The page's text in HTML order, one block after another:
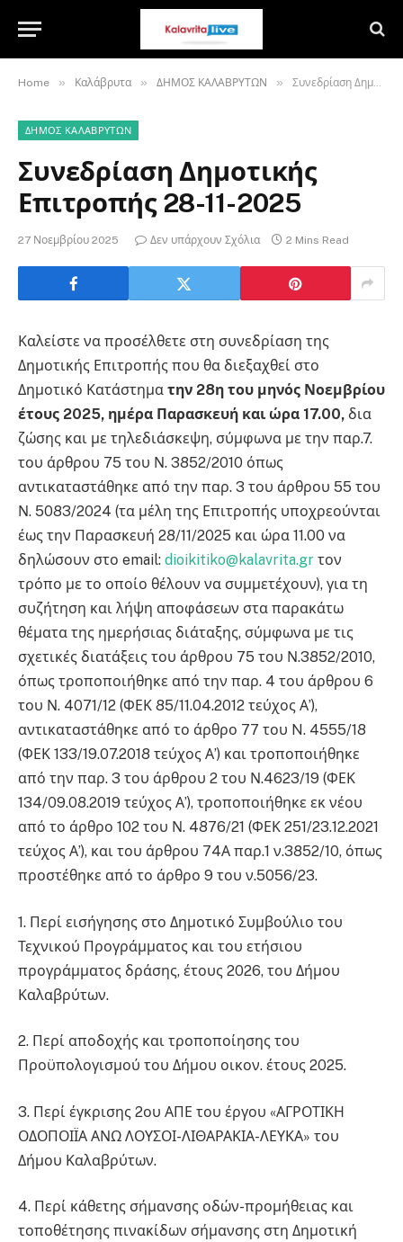
Home » Καλάβρυτα » ΔΗΜΟΣ ΚΑΛΑΒΡΥΤΩΝ » Συνεδρίαση Δημοτικής Επιτροπής 28-11-2025
ΔΗΜΟΣ ΚΑΛΑΒΡΥΤΩΝ
Συνεδρίαση Δημοτικής
Επιτροπής 28-11-2025
27 Νοεμβρίου 2025 Δεν υπάρχουν Σχόλια 2 Mins Read
Καλείστε να προσέλθετε στη συνεδρίαση της
Δημοτικής Επιτροπής που θα διεξαχθεί στο
Δημοτικό Κατάστημα την 28η του μηνός Νοεμβρίου
έτους 2025, ημέρα Παρασκευή και ώρα 17.00, δια
ζώσης και με τηλεδιάσκεψη, σύμφωνα με την παρ.7.
του άρθρου 75 του Ν. 3852/2010 όπως
αντικαταστάθηκε από την παρ. 3 του άρθρου 55 του
Ν. 5083/2024 (τα μέλη της Επιτροπής υποχρεούνται
έως την Παρασκευή 28/11/2025 και ώρα 11.00 να
δηλώσουν στο email: dioikitiko@kalavrita.gr τον
τρόπο με το οποίο θέλουν να συμμετέχουν), για τη
συζήτηση και λήψη αποφάσεων στα παρακάτω
θέματα της ημερήσιας διάταξης, σύμφωνα με τις
σχετικές διατάξεις του άρθρου 75 του Ν.3852/2010,
όπως τροποποιήθηκε από την παρ. 4 του άρθρου 6
του Ν. 4071/12 (ΦΕΚ 85/11.04.2012 τεύχος Α’),
αντικαταστάθηκε από το άρθρο 77 του N. 4555/18
(ΦΕΚ 133/19.07.2018 τεύχος Α’) και τροποποιήθηκε
από την παρ. 3 του άρθρου 2 του Ν.4623/19 (ΦΕΚ
134/09.08.2019 τεύχος Α’), τροποποιήθηκε εκ νέου
από το άρθρο 102 του Ν. 4876/21 (ΦΕΚ 251/23.12.2021
τεύχος Α’), και του άρθρου 74Α παρ.1 ν.3852/10, όπως
προστέθηκε από το άρθρο 9 του ν.5056/23.
1. Περί εισήγησης στο Δημοτικό Συμβούλιο του
Τεχνικού Προγράμματος και του ετήσιου
προγράμματος δράσης, έτους 2026, του Δήμου
Καλαβρύτων.
2. Περί αποδοχής και τροποποίησης του
Προϋπολογισμού του Δήμου οικον. έτους 2025.
3. Περί έγκρισης 2ου ΑΠΕ του έργου «ΑΓΡΟΤΙΚΗ
ΟΔΟΠΟΙΪΑ ΑΝΩ ΛΟΥΣΟΙ-ΛΙΘΑΡΑΚΙΑ-ΛΕΥΚΑ» του
Δήμου Καλαβρύτων.
4. Περί κάθετης σήμανσης οδών-προμήθειας και
τοποθέτησης πινακίδων σήμανσης στη Δημοτική